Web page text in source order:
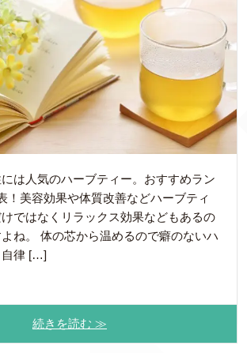
は人気のハーブティー。おすすめラン
！美容効果や体質改善などハーブティ
ではなくリラックス効果などもあるの
ね。 体の芯から温めるので癖のないハ
自律 […]
続きを読む ≫